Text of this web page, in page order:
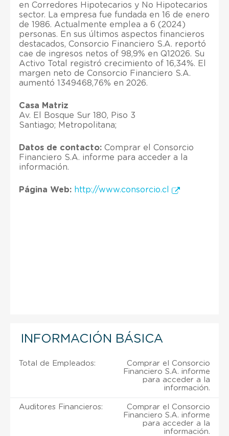
en Corredores Hipotecarios y No Hipotecarios
sector. La empresa fue fundada en 16 de enero
de 1986. Actualmente emplea a 6 (2024)
personas. En sus últimos aspectos financieros
destacados, Consorcio Financiero S.A. reportó
cae de ingresos netos of 98,9% en Q12026. Su
Activo Total registró crecimiento of 16,34%. El
margen neto de Consorcio Financiero S.A.
aumentó 1349468,76% en 2026.
Casa Matriz
Av. El Bosque Sur 180, Piso 3
Santiago; Metropolitana;
Datos de contacto: Comprar el Consorcio
Financiero S.A. informe para acceder a la
información.
Página Web: http://www.consorcio.cl
INFORMACIÓN BÁSICA
Total de Empleados:
Comprar el Consorcio
Financiero S.A. informe
para acceder a la
información.
Auditores Financieros:
Comprar el Consorcio
Financiero S.A. informe
para acceder a la
información.